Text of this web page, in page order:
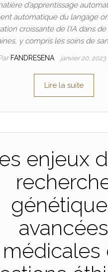
d’apprentissage
automatique du langage
croissante de l’IA dans
y compris les soins de
FANDRESENA janvier 20, 2023
Lire la suite
enjeux
avancées
médicales